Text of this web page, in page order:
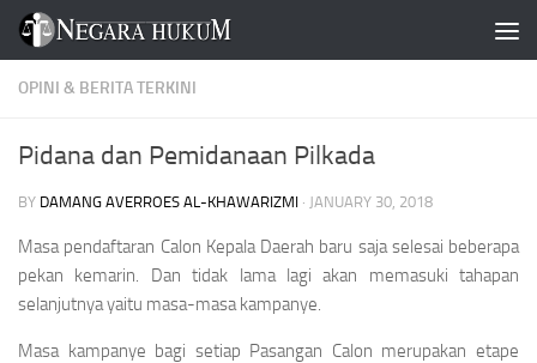
Skip to content
OPINI & BERITA TERKINI
Pidana dan Pemidanaan Pilkada
BY DAMANG AVERROES AL-KHAWARIZMI · JANUARY 30, 2018
Masa pendaftaran Calon Kepala Daerah baru saja selesai beberapa
pekan kemarin. Dan tidak lama lagi akan memasuki tahapan
selanjutnya yaitu masa-masa kampanye.
Masa kampanye bagi setiap Pasangan Calon merupakan etape